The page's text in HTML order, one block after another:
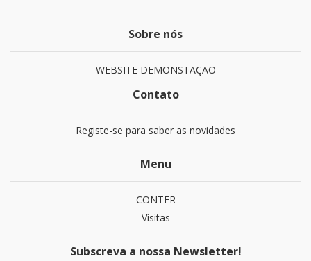
Sobre nós
WEBSITE DEMONSTAÇÃO
Contato
Registe-se para saber as novidades
Menu
CONTER
Visitas
Subscreva a nossa Newsletter!